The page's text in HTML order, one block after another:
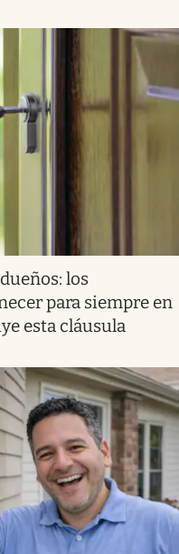
los
para siempre en
esta cláusula